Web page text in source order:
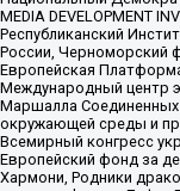
MEDIA DEVELOPMENT
Республиканский
России, Черноморский
Европейская
Международный центр
Маршалла Соединенных
окружающей среды и
Всемирный конгресс
Европейский фонд за
Хармони, Родники